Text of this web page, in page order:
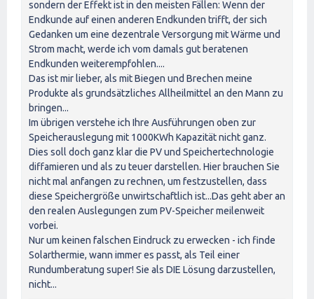
sondern der Effekt ist in den meisten Fällen: Wenn der
Endkunde auf einen anderen Endkunden trifft, der sich
Gedanken um eine dezentrale Versorgung mit Wärme und
Strom macht, werde ich vom damals gut beratenen
Endkunden weiterempfohlen....
Das ist mir lieber, als mit Biegen und Brechen meine
Produkte als grundsätzliches Allheilmittel an den Mann zu
bringen...
Im übrigen verstehe ich Ihre Ausführungen oben zur
Speicherauslegung mit 1000KWh Kapazität nicht ganz.
Dies soll doch ganz klar die PV und Speichertechnologie
diffamieren und als zu teuer darstellen. Hier brauchen Sie
nicht mal anfangen zu rechnen, um festzustellen, dass
diese Speichergröße unwirtschaftlich ist...Das geht aber an
den realen Auslegungen zum PV-Speicher meilenweit
vorbei.
Nur um keinen falschen Eindruck zu erwecken - ich finde
Solarthermie, wann immer es passt, als Teil einer
Rundumberatung super! Sie als DIE Lösung darzustellen,
nicht...